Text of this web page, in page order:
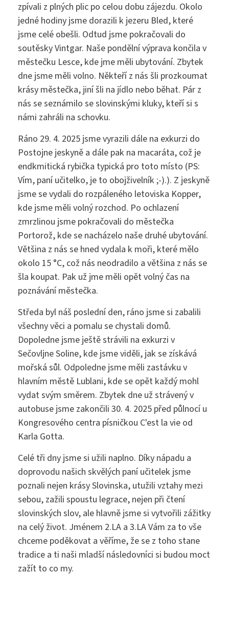
Kosmetické služby
Masér ve zdravotnictví
Bezpečnostně právní činnost
Nostrifikační zkoušky ›
Školné ›
Diplomovaný nutriční terapeut
Diplomovaná všeobecná sestra
Diplomovaná dětská sestra
Bakaláři
Jídelníček
244 105 001
sekretariat@szs5kvetna.cz
zpívali z plných plic po celou dobu zájezdu. Okolo
jedné hodiny jsme dorazili k jezeru Bled, které
jsme celé obešli. Odtud jsme pokračovali do
soutěsky Vintgar. Naše pondělní výprava končila v
městečku Lesce, kde jme měli ubytování. Zbytek
dne jsme měli volno. Někteří z nás šli prozkoumat
krásy městečka, jiní šli na jídlo nebo běhat. Pár z
nás se seznámilo se slovinskými kluky, kteří si s
námi zahráli na schovku.
Ráno 29. 4. 2025 jsme vyrazili dále na exkurzi do
Postojne jeskyně a dále pak na macaráta, což je
endkmitická rybička typická pro toto místo (PS:
Vím, paní učitelko, je to obojživelník ;-).). Z jeskyně
jsme se vydali do rozpáleného letoviska Kopper,
kde jsme měli volný rozchod. Po ochlazení
zmrzlinou jsme pokračovali do městečka
Portorož, kde se nacházelo naše druhé ubytování.
Většina z nás se hned vydala k moři, které mělo
okolo 15 °C, což nás neodradilo a většina z nás se
šla koupat. Pak už jme měli opět volný čas na
poznávání městečka.
Středa byl náš poslední den, ráno jsme si zabalili
všechny věci a pomalu se chystali domů.
Dopoledne jsme ještě strávili na exkurzi v
Sečovljne Soline, kde jsme viděli, jak se získává
mořská sůl. Odpoledne jsme měli zastávku v
hlavním městě Lublani, kde se opět každý mohl
vydat svým směrem. Zbytek dne už strávený v
autobuse jsme zakončili 30. 4. 2025 před půlnocí u
Kongresového centra písničkou C'est la vie od
Karla Gotta.
Celé tři dny jsme si užili naplno. Díky nápadu a
doprovodu našich skvělých paní učitelek jsme
poznali nejen krásy Slovinska, utužili vztahy mezi
sebou, zažili spoustu legrace, nejen při čtení
slovinských slov, ale hlavně jsme si vytvořili zážitky
na celý život. Jménem 2.LA a 3.LA Vám za to vše
chceme poděkovat a věříme, že se z toho stane
tradice a ti naši mladší následovníci si budou moct
zažít to co my.